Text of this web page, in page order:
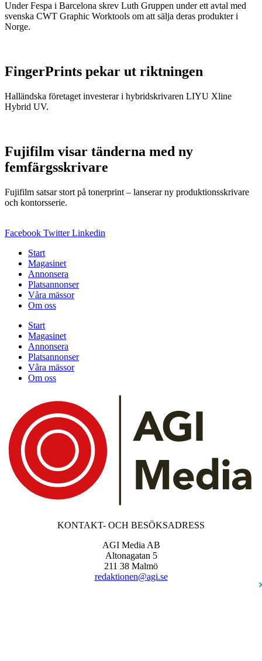
Under Fespa i Barcelona skrev Luth Gruppen under ett avtal med
svenska CWT Graphic Worktools om att sälja deras produkter i
Norge.
FingerPrints pekar ut riktningen
Halländska företaget investerar i hybridskrivaren LIYU Xline
Hybrid UV.
Fujifilm visar tänderna med ny
femfärgsskrivare
Fujifilm satsar stort på tonerprint – lanserar ny produktionsskrivare
och kontorsserie.
Facebook Twitter Linkedin
Start
Magasinet
Annonsera
Platsannonser
Våra mässor
Om oss
Start
Magasinet
Annonsera
Platsannonser
Våra mässor
Om oss
KONTAKT- OCH BESÖKSADRESS
AGI Media AB
Altonagatan 5
211 38 Malmö
redaktionen@agi.se